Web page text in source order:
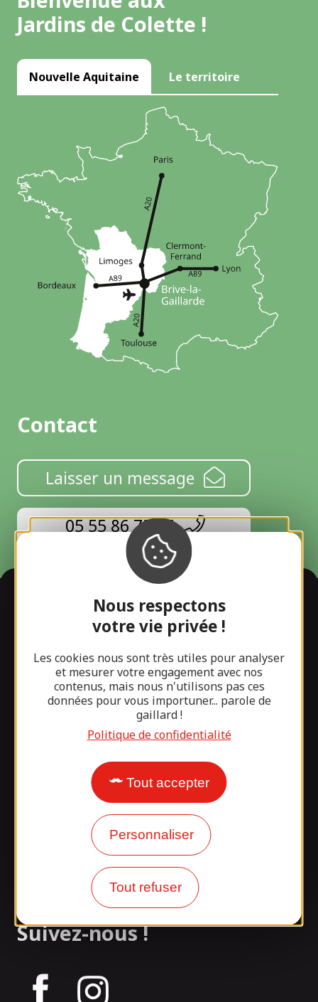
Nous respectons
votre vie privée !
Les cookies nous sont très utiles pour analyser
et mesurer votre engagement avec nos
contenus, mais nous n'utilisons pas ces
données pour vous importuner... parole de
gaillard !
Politique de confidentialité
Tout accepter
Personnaliser
Tout refuser
Jardins de Colette !
Nouvelle Aquitaine Le territoire
Contact
Laisser un message
05 55 86 75 35
Informations
Nos horaires
Questions fréquentes
Partenariats
Accessibilité
Suivez-nous !